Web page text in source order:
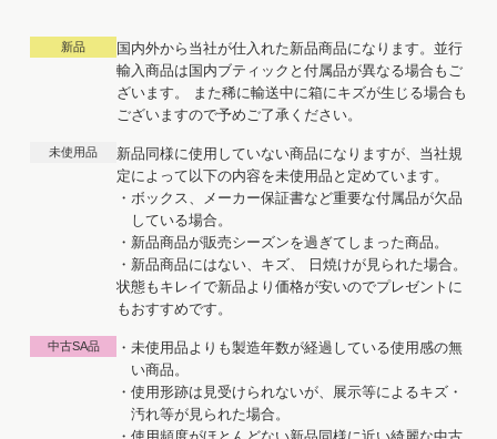
新品
国内外から当社が仕入れた新品商品になります。並行
輸入商品は国内ブティックと付属品が異なる場合もご
ざいます。 また稀に輸送中に箱にキズが生じる場合も
ございますので予めご了承ください。
未使用品
新品同様に使用していない商品になりますが、当社規
定によって以下の内容を未使用品と定めています。
・ボックス、メーカー保証書など重要な付属品が欠品
している場合。
・新品商品が販売シーズンを過ぎてしまった商品。
・新品商品にはない、キズ、 日焼けが見られた場合。
状態もキレイで新品より価格が安いのでプレゼントに
もおすすめです。
中古SA品
・未使用品よりも製造年数が経過している使用感の無
い商品。
・使用形跡は見受けられないが、展示等によるキズ・
汚れ等が見られた場合。